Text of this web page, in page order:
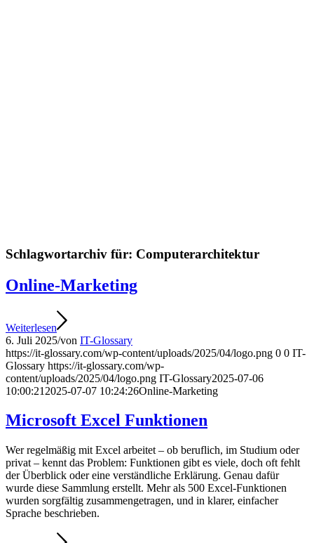
Schlagwortarchiv für: Computerarchitektur
Online-Marketing
Weiterlesen
6. Juli 2025/von IT-Glossary
https://it-glossary.com/wp-content/uploads/2025/04/logo.png 0 0 IT-
Glossary https://it-glossary.com/wp-
content/uploads/2025/04/logo.png IT-Glossary2025-07-06
10:00:21 2025-07-07 10:24:26Online-Marketing
Microsoft Excel Funktionen
Wer regelmäßig mit Excel arbeitet – ob beruflich, im Studium oder
privat – kennt das Problem: Funktionen gibt es viele, doch oft fehlt
der Überblick oder eine verständliche Erklärung. Genau dafür
wurde diese Sammlung erstellt. Mehr als 500 Excel-Funktionen
wurden sorgfältig zusammengetragen, und in klarer, einfacher
Sprache beschrieben.